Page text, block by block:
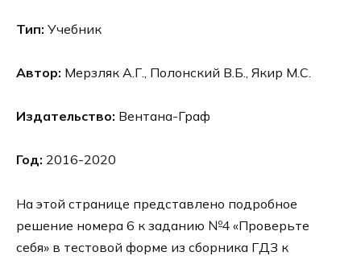
Тип: Учебник
Автор: Мерзляк А.Г., Полонский В.Б., Якир М.С.
Издательство: Вентана-Граф
Год: 2016-2020
На этой странице представлено подробное
решение номера 6 к заданию №4 «Проверьте
себя» в тестовой форме из сборника ГДЗ к